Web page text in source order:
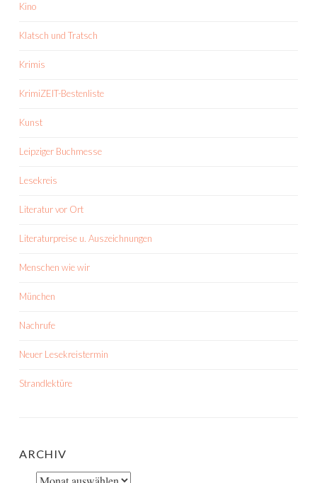
Kino
Klatsch und Tratsch
Krimis
KrimiZEIT-Bestenliste
Kunst
Leipziger Buchmesse
Lesekreis
Literatur vor Ort
Literaturpreise u. Auszeichnungen
Menschen wie wir
München
Nachrufe
Neuer Lesekreistermin
Strandlektüre
ARCHIV
Archiv